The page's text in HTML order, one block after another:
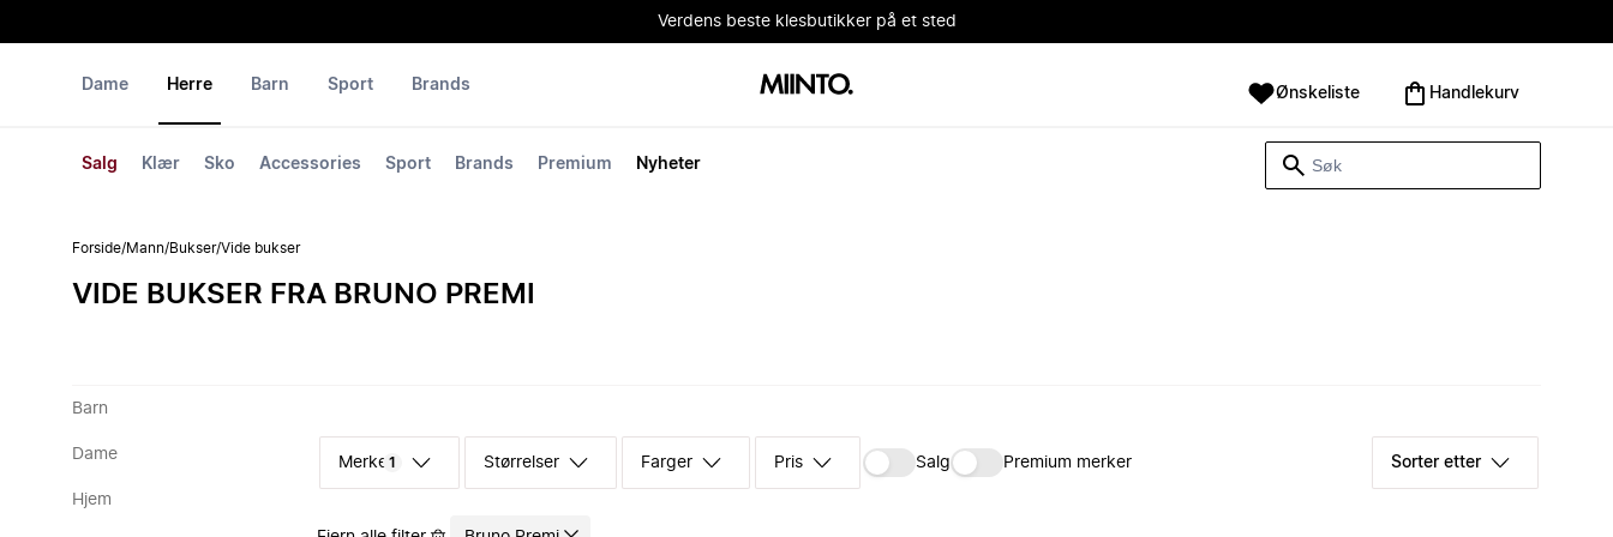
Verdens beste klesbutikker på et sted
Dame Herre
Salg Klær Sko Accessories Sport Brands Premium Nyheter
Barn Sport Brands Ønskeliste Handlekurv
Forside/Mann/Bukser/Vide bukser
VIDE BUKSER FRA BRUNO PREMI
Barn
Dame
Hjem
Merke 1 Størrelser Farger Pris Salg Premium merker Sorter etter